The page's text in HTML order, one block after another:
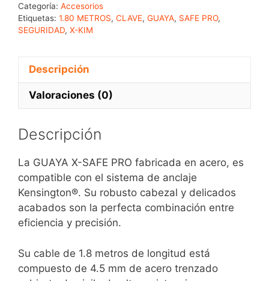
Categoría: Accesorios
Etiquetas: 1.80 METROS, CLAVE, GUAYA, SAFE PRO,
SEGURIDAD, X-KIM
Descripción
Valoraciones (0)
Descripción
La GUAYA X-SAFE PRO fabricada en acero, es
compatible con el sistema de anclaje
Kensington®. Su robusto cabezal y delicados
acabados son la perfecta combinación entre
eficiencia y precisión.
Su cable de 1.8 metros de longitud está
compuesto de 4.5 mm de acero trenzado